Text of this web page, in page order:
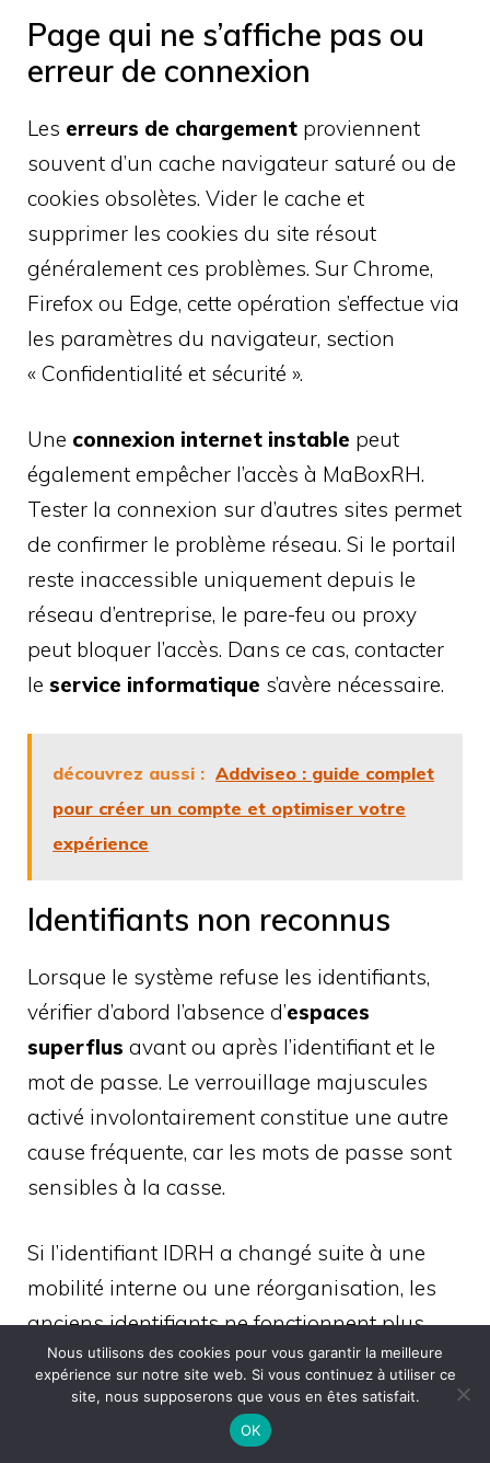
Page qui ne s’affiche pas ou
erreur de connexion
Les erreurs de chargement proviennent
souvent d’un cache navigateur saturé ou de
cookies obsolètes. Vider le cache et
supprimer les cookies du site résout
généralement ces problèmes. Sur Chrome,
Firefox ou Edge, cette opération s’effectue via
les paramètres du navigateur, section
« Confidentialité et sécurité ».
Une connexion internet instable peut
également empêcher l’accès à MaBoxRH.
Tester la connexion sur d’autres sites permet
de confirmer le problème réseau. Si le portail
reste inaccessible uniquement depuis le
réseau d’entreprise, le pare-feu ou proxy
peut bloquer l’accès. Dans ce cas, contacter
le service informatique s’avère nécessaire.
découvrez aussi : Addviseo : guide complet
pour créer un compte et optimiser votre
expérience
Identifiants non reconnus
Lorsque le système refuse les identifiants,
vérifier d’abord l’absence d’espaces
superflus avant ou après l’identifiant et le
mot de passe. Le verrouillage majuscules
activé involontairement constitue une autre
cause fréquente, car les mots de passe sont
sensibles à la casse.
Si l’identifiant IDRH a changé suite à une
mobilité interne ou une réorganisation, les
anciens identifiants ne fonctionnent plus.
Les employés doivent alors demander leurs
nouveaux identifiants au service RH. En
cas de changement de statut (passage de
Nous utilisons des cookies pour vous garantir la meilleure
expérience sur notre site web. Si vous continuez à utiliser ce
site, nous supposerons que vous en êtes satisfait.
OK